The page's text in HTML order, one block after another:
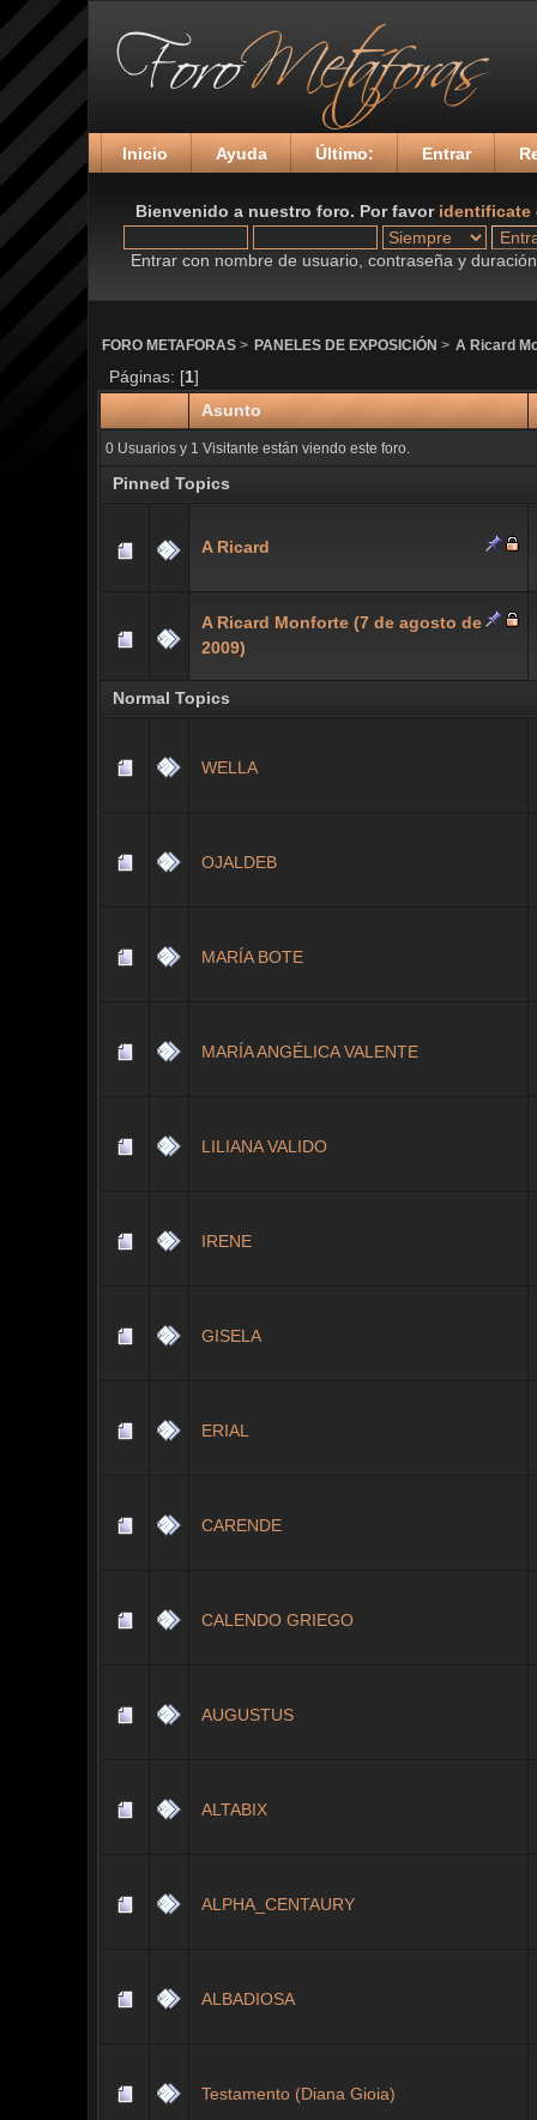
Inicio Ayuda Último: Entrar
Bienvenido a nuestro foro. Por favor identificate
Entrar con nombre de usuario, contraseña y
FORO METAFORAS> PANELES DE EXPOSICIÓN > A Ricard
Páginas: [1]
Asunto
0 Usuarios y 1 Visitante están viendo este foro.
Pinned Topics
A Ricard
A Ricard Monforte (7 de agosto de
2009)
Normal Topics
WELLA
OJALDEB
MARÍA BOTE
MARÍA ANGÉLICA VALENTE
LILIANA VALIDO
IRENE
GISELA
ERIAL
CARENDE
CALENDO GRIEGO
AUGUSTUS
ALTABIX
ALPHA_CENTAURY
ALBADIOSA
Testamento (Diana Gioia)